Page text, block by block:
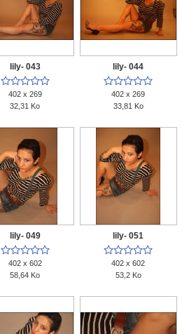
lily- 043

402 x 269
32,31 Ko
lily- 044

402 x 269
33,81 Ko
lily- 049

402 x 602
58,64 Ko
lily- 051

402 x 602
53,2 Ko